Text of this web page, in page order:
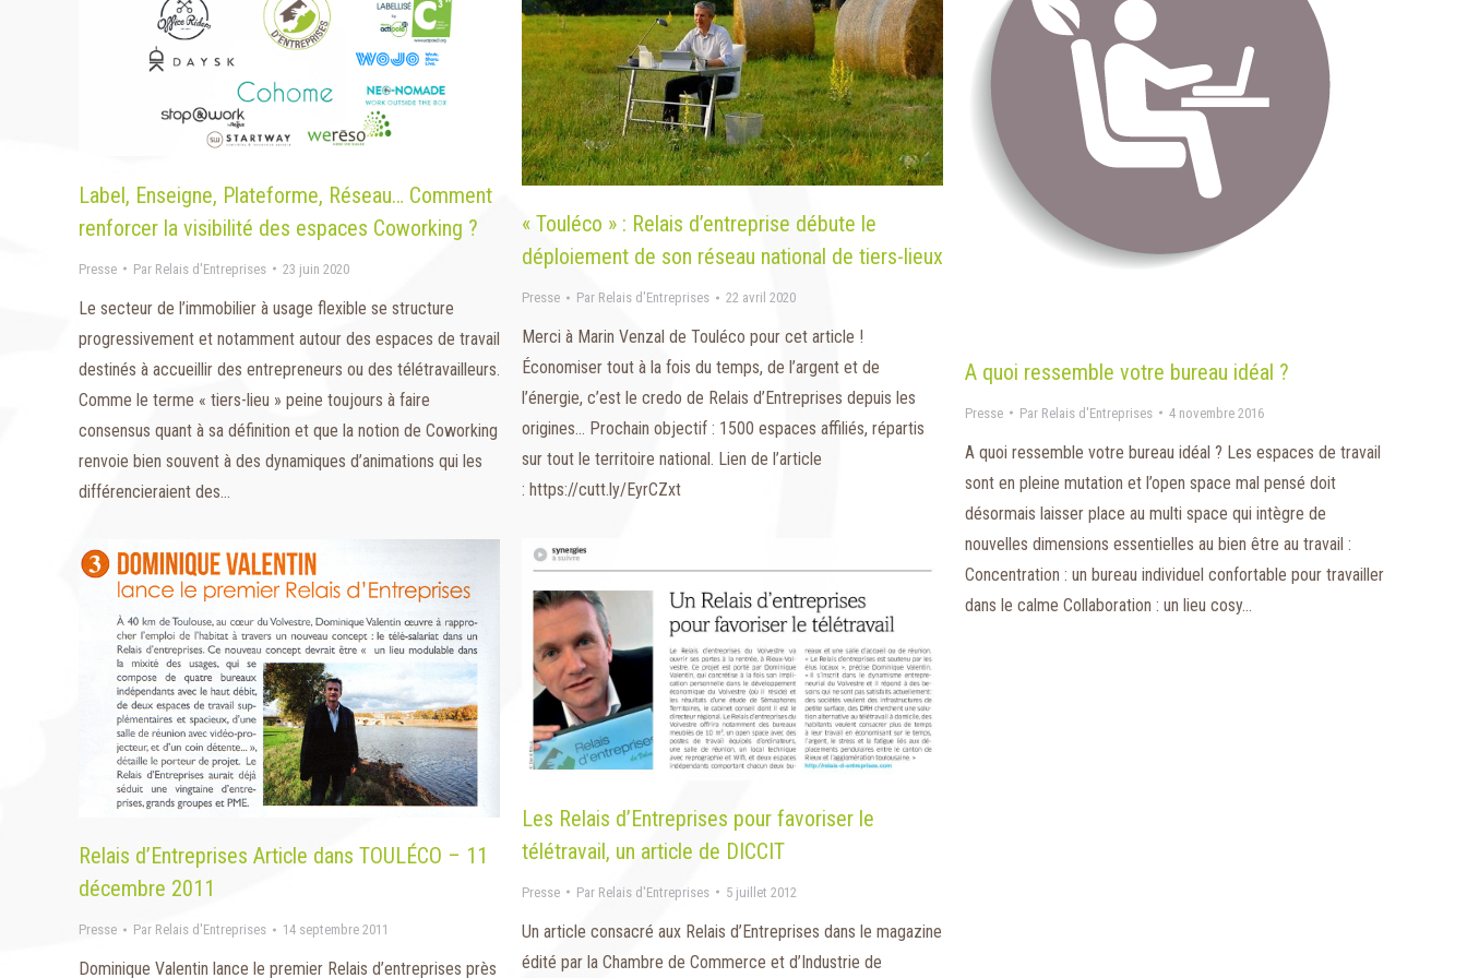
Label, Enseigne, Plateforme, Réseau… Comment
renforcer la visibilité des espaces Coworking ?
Presse Par Relais d'Entreprises 23 juin 2020
Le secteur de l’immobilier à usage flexible se structure
progressivement et notamment autour des espaces de travail
destinés à accueillir des entrepreneurs ou des télétravailleurs.
Comme le terme « tiers-lieu » peine toujours à faire
consensus quant à sa définition et que la notion de Coworking
renvoie bien souvent à des dynamiques d’animations qui les
différencieraient des…
« Touléco » : Relais d’entreprise débute le
déploiement de son réseau national de tiers-lieux
Presse Par Relais d'Entreprises 22 avril 2020
Merci à Marin Venzal de Touléco pour cet article !
Économiser tout à la fois du temps, de l’argent et de
l’énergie, c’est le credo de Relais d’Entreprises depuis les
origines… Prochain objectif : 1500 espaces affiliés, répartis
sur tout le territoire national. Lien de l’article
: https://cutt.ly/EyrCZxt
A quoi ressemble votre bureau idéal ?
Presse Par Relais d'Entreprises 4 novembre 2016
A quoi ressemble votre bureau idéal ? Les espaces de travail
sont en pleine mutation et l’open space mal pensé doit
désormais laisser place au multi space qui intègre de
nouvelles dimensions essentielles au bien être au travail :
Concentration : un bureau individuel confortable pour travailler
dans le calme Collaboration : un lieu cosy…
Les Relais d’Entreprises pour favoriser le
télétravail, un article de DICCIT
Presse Par Relais d'Entreprises 5 juillet 2012
Un article consacré aux Relais d’Entreprises dans le magazine
édité par la Chambre de Commerce et d’Industrie de
Relais d’Entreprises Article dans TOULÉCO – 11
décembre 2011
Presse Par Relais d'Entreprises 14 septembre 2011
Dominique Valentin lance le premier Relais d’entreprises près